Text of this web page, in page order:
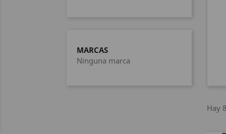
MARCAS
Ninguna marca
Hay